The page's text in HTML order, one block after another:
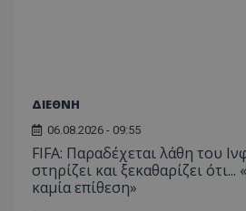
ΔΙΕΘΝΗ
06.08.2026 - 09:55
FIFA: Παραδέχεται λάθη του
στηρίζει και ξεκαθαρίζει
καμία επίθεση»